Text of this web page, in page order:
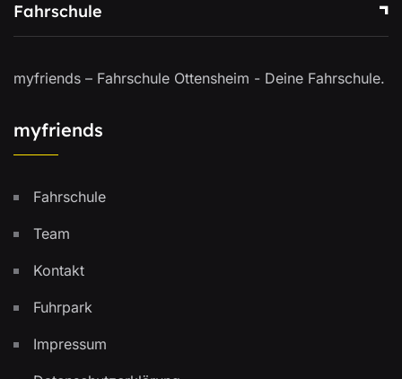
Fahrschule
myfriends – Fahrschule Ottensheim - Deine Fahrschule.
myfriends
Fahrschule
Team
Kontakt
Fuhrpark
Impressum